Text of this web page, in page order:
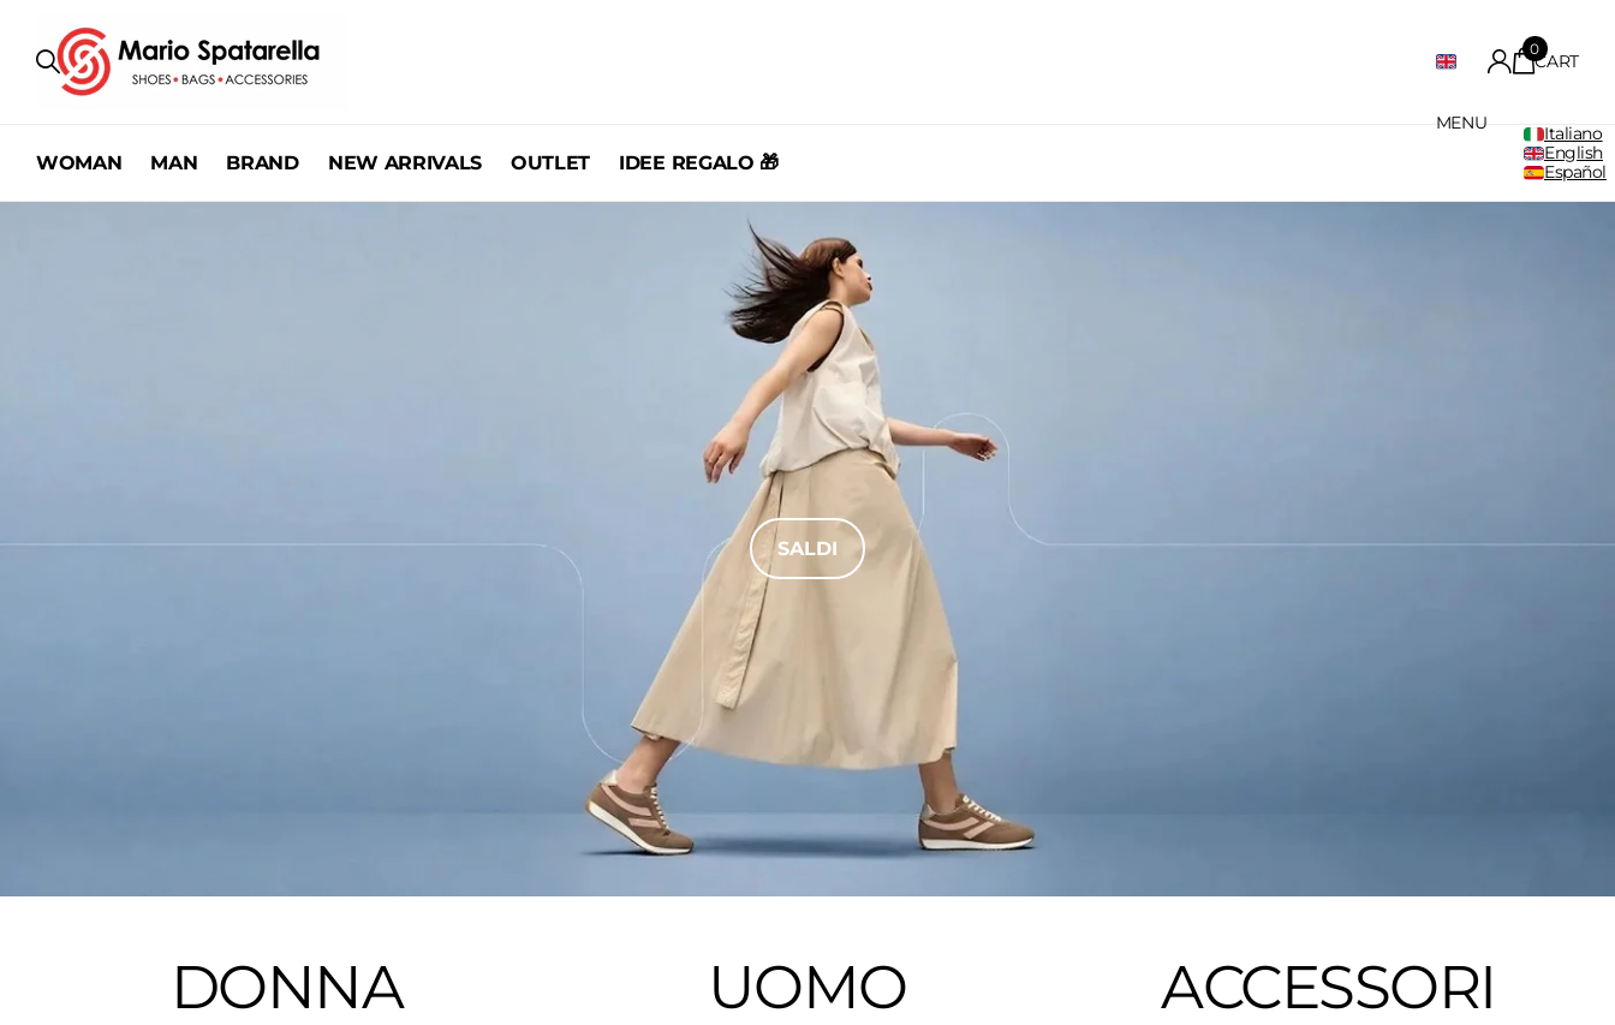
MENU
CART
0
WOMAN MAN BRAND NEW ARRIVALS OUTLET IDEE REGALO 🎁
Italiano
English
Español
SALDI
DONNA UOMO ACCESSORI